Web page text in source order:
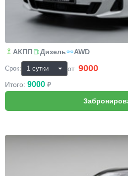
АКПП Дизель AWD
Срок: от 9000
Итого: 9000 ₽